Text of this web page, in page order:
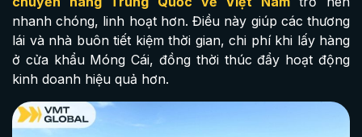
nhanh chóng, linh hoạt hơn. Điều này giúp các thương
lái và nhà buôn tiết kiệm thời gian, chi phí khi lấy hàng
ở cửa khẩu Móng Cái, đồng thời thúc đẩy hoạt động
kinh doanh hiệu quả hơn.